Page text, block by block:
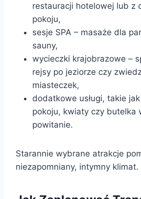
restauracji hotelowej lub z
pokoju,
sesje SPA – masaże dla
sauny,
wycieczki krajobrazowe –
rejsy po jeziorze czy
miasteczek,
dodatkowe usługi, takie
pokoju, kwiaty czy butelka
powitanie.
Starannie wybrane atrakcje
niezapomniany, intymny klimat.